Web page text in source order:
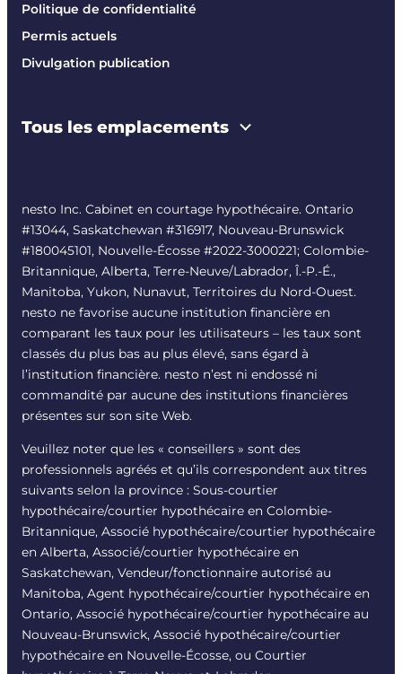
Politique de confidentialité
Permis actuels
Divulgation publication
Tous les emplacements
nesto Inc. Cabinet en courtage hypothécaire. Ontario
#13044, Saskatchewan #316917, Nouveau-Brunswick
#180045101, Nouvelle-Écosse #2022-3000221; Colombie-
Britannique, Alberta, Terre-Neuve/Labrador, Î.-P.-É.,
Manitoba, Yukon, Nunavut, Territoires du Nord-Ouest.
nesto ne favorise aucune institution financière en
comparant les taux pour les utilisateurs – les taux sont
classés du plus bas au plus élevé, sans égard à
l’institution financière. nesto n’est ni endossé ni
commandité par aucune des institutions financières
présentes sur son site Web.
Veuillez noter que les « conseillers » sont des
professionnels agréés et qu’ils correspondent aux titres
suivants selon la province : Sous-courtier
hypothécaire/courtier hypothécaire en Colombie-
Britannique, Associé hypothécaire/courtier hypothécaire
en Alberta, Associé/courtier hypothécaire en
Saskatchewan, Vendeur/fonctionnaire autorisé au
Manitoba, Agent hypothécaire/courtier hypothécaire en
Ontario, Associé hypothécaire/courtier hypothécaire au
Nouveau-Brunswick, Associé hypothécaire/courtier
hypothécaire en Nouvelle-Écosse, ou Courtier